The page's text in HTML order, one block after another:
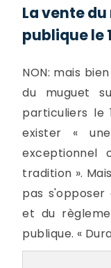
La vente
publique le
NON: mais
du muguet
particuliers le
exister «
exceptionnel
tradition ».
pas
et du
publique. «